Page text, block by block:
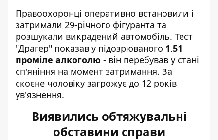
Правоохоронці оперативно встановили і
затримали 29-річного фігуранта та
розшукали викрадений автомобіль. Тест
"Драгер" показав у підозрюваного 1,51
проміле алкоголю - він перебував у стані
сп'яніння на момент затримання. За
скоєне чоловіку загрожує до 12 років
ув'язнення.
Виявились обтяжувальні
обставини справи